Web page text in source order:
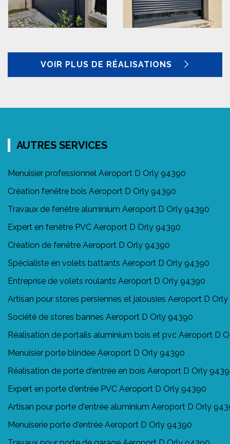
VOIR PLUS DE RÉALISATIONS
AUTRES SERVICES
Menuisier professionnel Aeroport D Orly 94390
Création fenêtre bois Aeroport D Orly 94390
Travaux de fenêtre aluminium Aeroport D Orly 94390
Expert en fenêtre PVC Aeroport D Orly 94390
Création de fenêtre Aeroport D Orly 94390
Spécialiste en volets battants Aeroport D Orly 94390
Entreprise de volets roulants Aeroport D Orly 94390
Artisan pour stores persiennes et jalousies Aeroport D
Société de stores bannes Aeroport D Orly 94390
Réalisation de portails aluminium bois et pvc Aeroport D
Menuisier porte blindée Aeroport D Orly 94390
Réalisation de porte d'entrée en bois Aeroport D Orly
Expert en porte d'entrée PVC Aeroport D Orly 94390
Artisan pour porte d'entrée aluminium Aeroport D Orly
Menuiserie porte d'entrée Aeroport D Orly 94390